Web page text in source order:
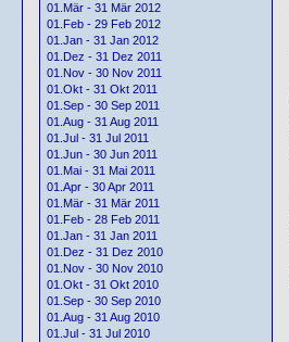
01.Mär - 31 Mär 2012
01.Feb - 29 Feb 2012
01.Jan - 31 Jan 2012
01.Dez - 31 Dez 2011
01.Nov - 30 Nov 2011
01.Okt - 31 Okt 2011
01.Sep - 30 Sep 2011
01.Aug - 31 Aug 2011
01.Jul - 31 Jul 2011
01.Jun - 30 Jun 2011
01.Mai - 31 Mai 2011
01.Apr - 30 Apr 2011
01.Mär - 31 Mär 2011
01.Feb - 28 Feb 2011
01.Jan - 31 Jan 2011
01.Dez - 31 Dez 2010
01.Nov - 30 Nov 2010
01.Okt - 31 Okt 2010
01.Sep - 30 Sep 2010
01.Aug - 31 Aug 2010
01.Jul - 31 Jul 2010